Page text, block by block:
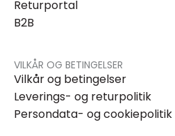
Returportal
B2B
VILKÅR OG BETINGELSER
Vilkår og betingelser
Leverings- og returpolitik
Persondata- og cookiepolitik